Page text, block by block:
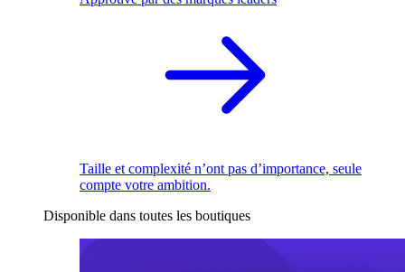
Taille et complexité n’ont pas d’importance, seule
compte votre ambition.
Disponible dans toutes les boutiques